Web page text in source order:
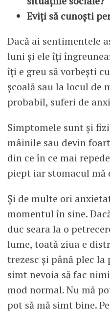
Eviți să cunoști
Dacă ai sentimentele
luni și ele îți
îți e greu să vorbești
școală sau la locul de
probabil, suferi de
Simptomele sunt și
mâinile sau devin
din ce în ce mai
piept iar stomacul mă
Și de multe ori
momentul în sine.
duc seara la o
lume, toată ziua e
trezesc și până plec
simt nevoia să fac
mod normal. Nu mă
pot să mă simt bine.